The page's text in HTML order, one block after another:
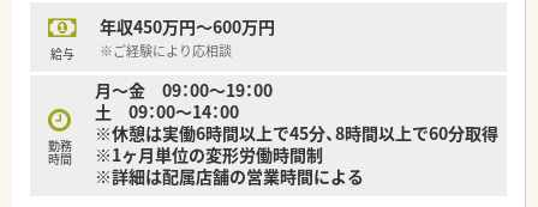
給与
年収450万円～600万円
※ご経験により応相談
勤務
時間
月～金 09：00〜19：00
土 09：00〜14：00
※休憩は実働6時間以上で45分、8時間以上で60分取得
※1ヶ月単位の変形労働時間制
※詳細は配属店舗の営業時間による